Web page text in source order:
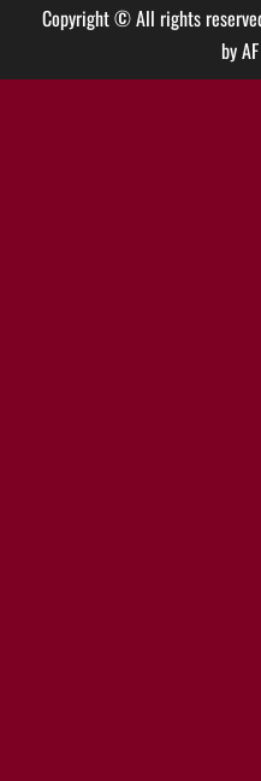
Copyright © All rights
by